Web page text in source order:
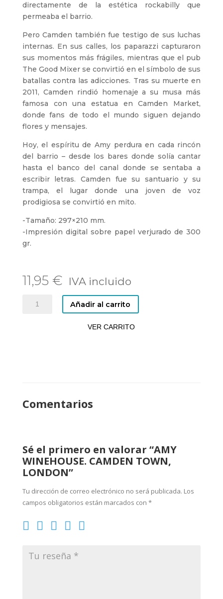
directamente de la estética rockabilly que
permeaba el barrio.
Pero Camden también fue testigo de sus luchas
internas. En sus calles, los paparazzi capturaron
sus momentos más frágiles, mientras que el pub
The Good Mixer se convirtió en el símbolo de sus
batallas contra las adicciones. Tras su muerte en
2011, Camden rindió homenaje a su musa más
famosa con una estatua en Camden Market,
donde fans de todo el mundo siguen dejando
flores y mensajes.
Hoy, el espíritu de Amy perdura en cada rincón
del barrio – desde los bares donde solía cantar
hasta el banco del canal donde se sentaba a
escribir letras. Camden fue su santuario y su
trampa, el lugar donde una joven de voz
prodigiosa se convirtió en mito.
-Tamaño: 297×210 mm.
-Impresión digital sobre papel verjurado de 300
gr.
11,95 €
WINEHOUSE.
Añadir al carrito
VER CARRITO
Comentarios
Sé el primero en valorar “AMY
WINEHOUSE. CAMDEN TOWN,
LONDON”
Tu dirección de correo electrónico no será publicada. Los
campos obligatorios están marcados con *